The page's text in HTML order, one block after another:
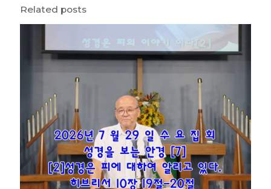
Related posts